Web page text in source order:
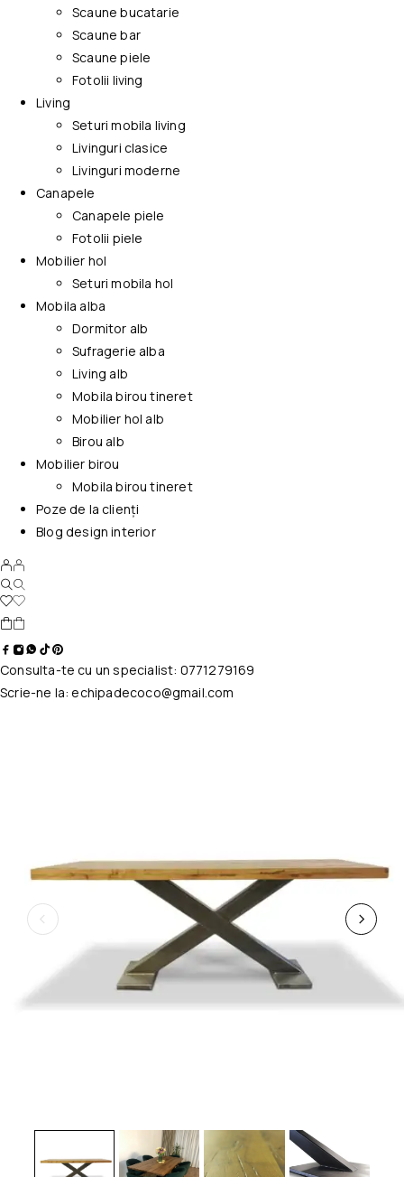
Scaune bucatarie
Scaune bar
Scaune piele
Fotolii living
Living
Seturi mobila living
Livinguri clasice
Livinguri moderne
Canapele
Canapele piele
Fotolii piele
Mobilier hol
Seturi mobila hol
Mobila alba
Dormitor alb
Sufragerie alba
Living alb
Mobila birou tineret
Mobilier hol alb
Birou alb
Mobilier birou
Mobila birou tineret
Poze de la clienți
Blog design interior
Consulta-te cu un specialist: 0771279169
Scrie-ne la:echipadecoco@gmail.com